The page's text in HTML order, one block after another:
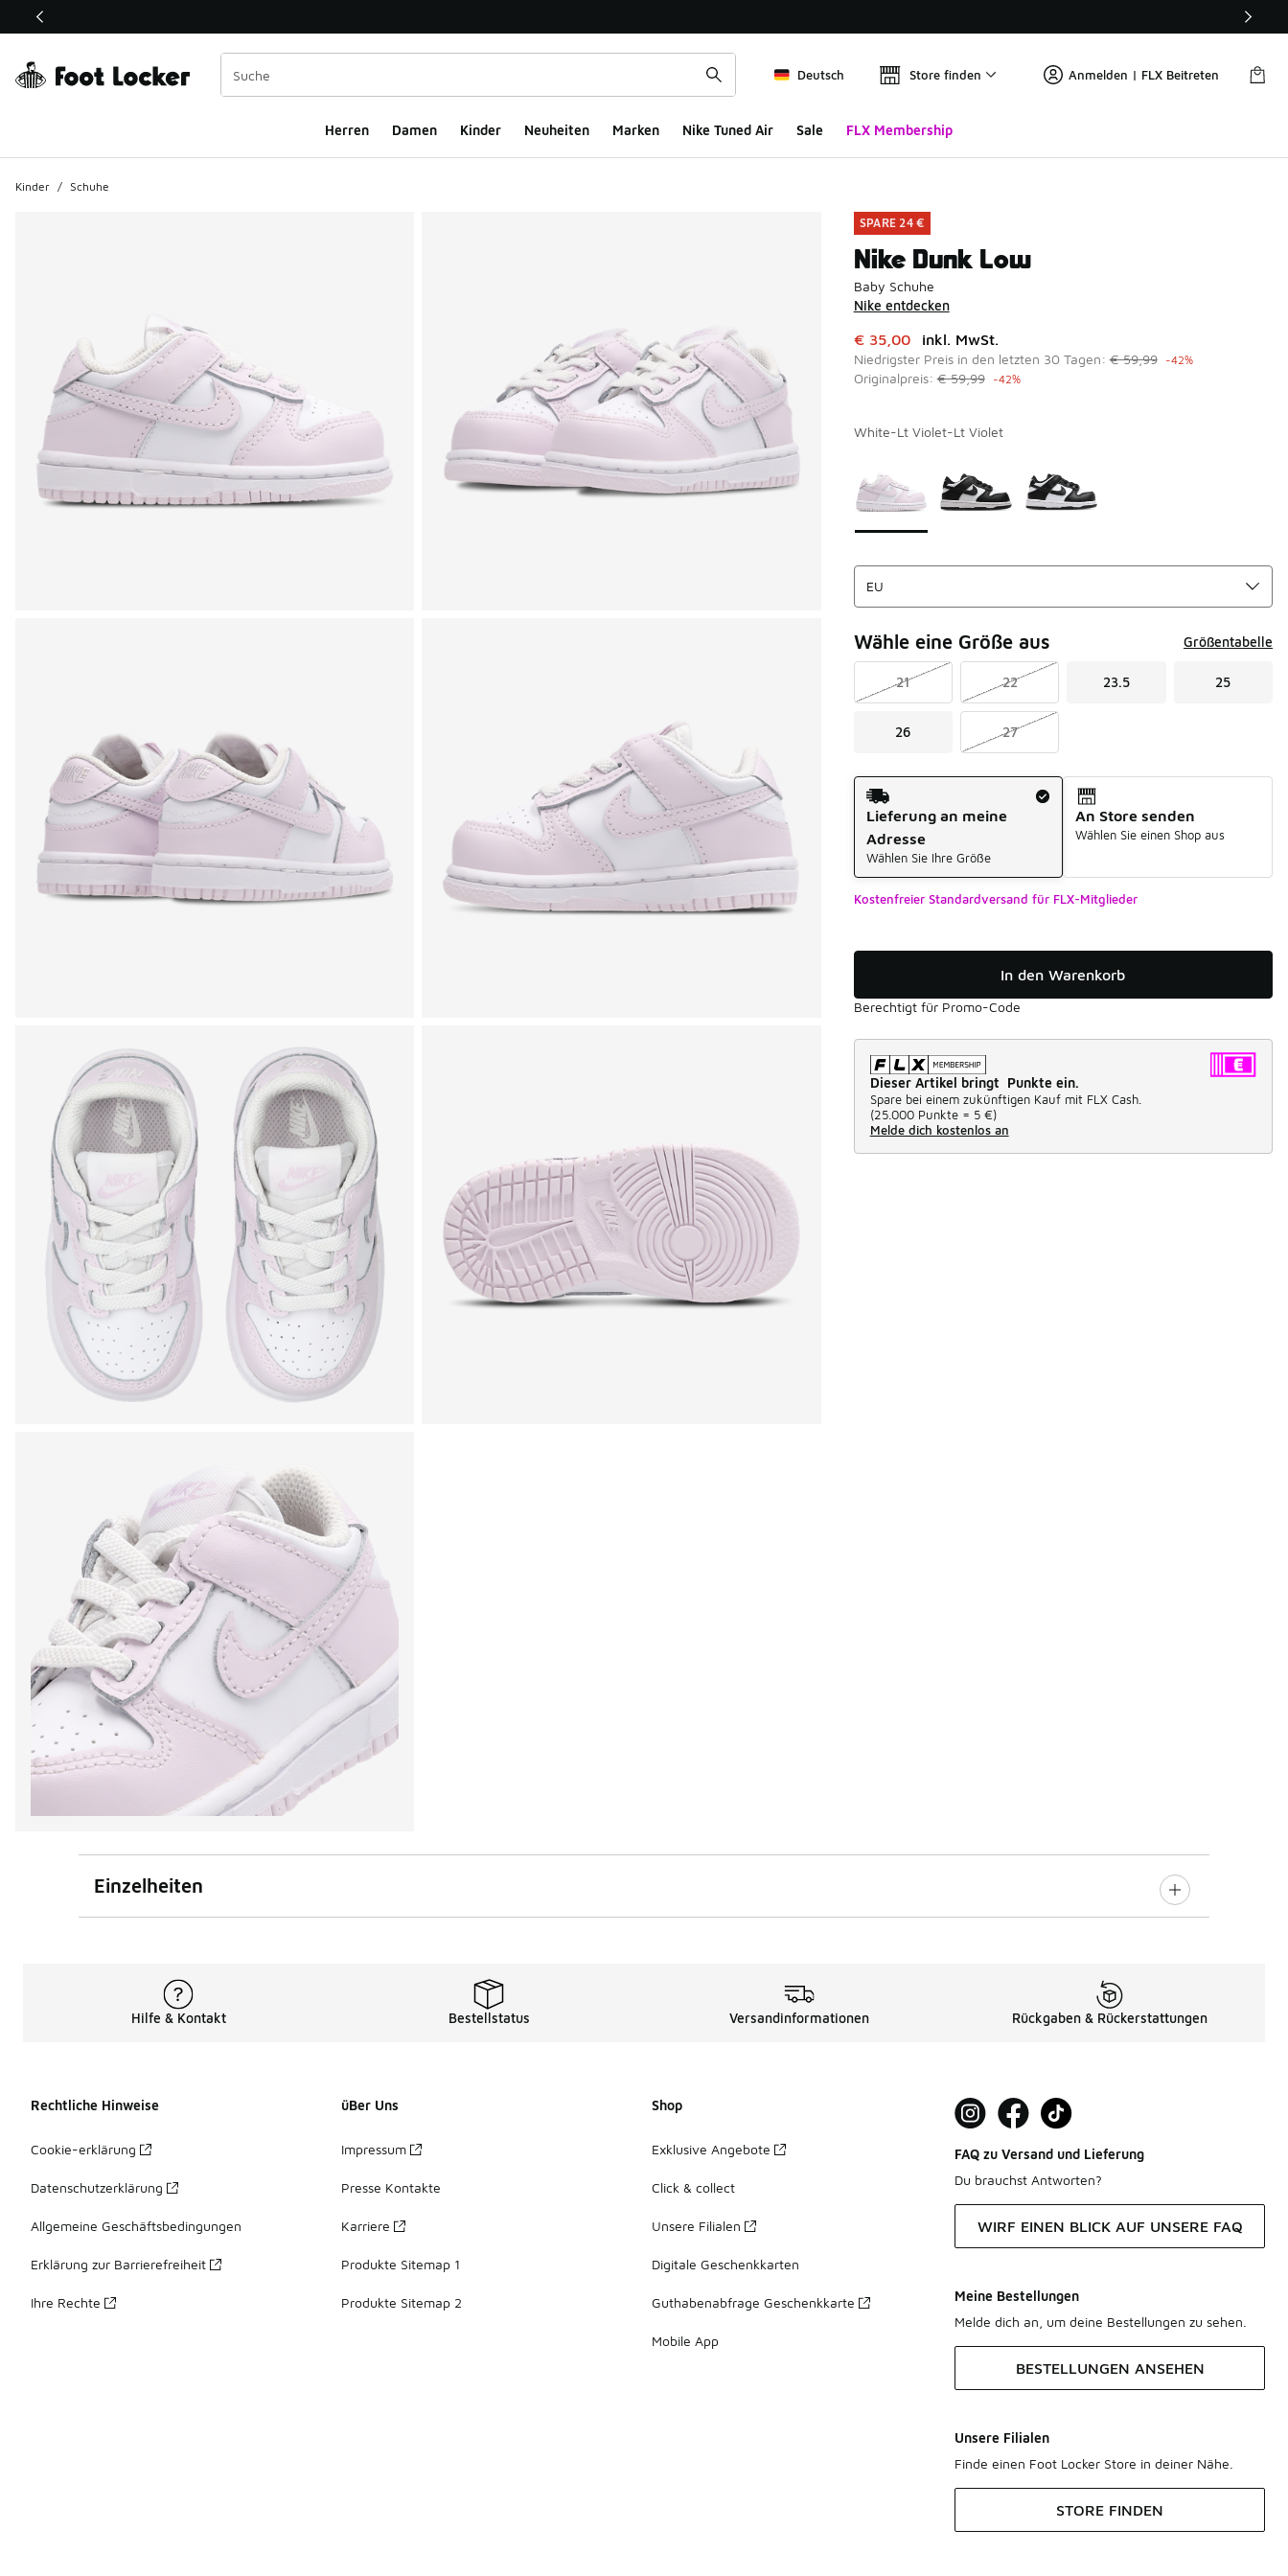
Dieser Link öffnet sich in einem neuen Fenster
Deutsch Store finden Anmelden | FLX Beitreten
Herren Damen Kinder Neuheiten Marken Nike Tuned Air Sale FLX Membership
Kinder / Schuhe
SPARE 24 €
Nike Dunk Low
Baby Schuhe
Nike entdecken
Dieser Artikel ist im Sale. Der Preis ist von auf € 35,00
€ 35,00 inkl. MwSt.
Niedrigster Preis in den letzten 30 Tagen:€ 59,99 -42%
Originalpreis:€ 59,99 -42%
White-Lt Violet-Lt Violet
Wähle eine Größe aus Größentabelle
21 22 23.5 25
26 27
Versandart
Lieferung an meine
Adresse
Wählen Sie Ihre Größe
An Store senden
Wählen Sie einen Shop aus
Kostenfreier Standardversand für FLX-Mitglieder
In den Warenkorb
Berechtigt für Promo-Code
Dieser Artikel bringt Punkte ein.
Spare bei einem zukünftigen Kauf mit FLX Cash.
(25.000 Punkte = 5 €)
Melde dich kostenlos an
Einzelheiten
Hilfe & Kontakt Bestellstatus Versandinformationen Rückgaben & Rückerstattungen
Rechtliche Hinweise
Cookie-erklärung
Datenschutzerklärung
Allgemeine Geschäftsbedingungen
Erklärung zur Barrierefreiheit
Ihre Rechte
üBer Uns
Impressum
Presse Kontakte
Karriere
Produkte Sitemap 1
Produkte Sitemap 2
Shop
Exklusive Angebote
Click & collect
Unsere Filialen
Digitale Geschenkkarten
Guthabenabfrage Geschenkkarte
Mobile App
FAQ zu Versand und Lieferung
Du brauchst Antworten?
WIRF EINEN BLICK AUF UNSERE FAQ
Meine Bestellungen
Melde dich an, um deine Bestellungen zu sehen.
BESTELLUNGEN ANSEHEN
Unsere Filialen
Finde einen Foot Locker Store in deiner Nähe.
STORE FINDEN